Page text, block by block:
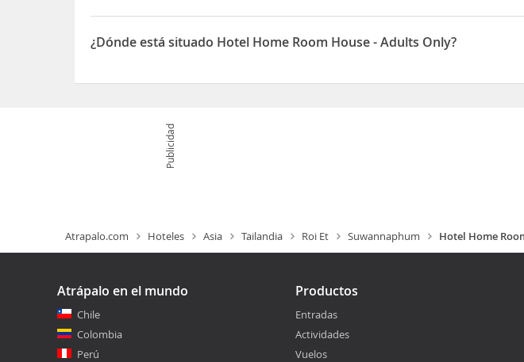
Se sirve un desayuno gratuito todos los días, de 6:30 a 12:00
¿Dónde está situado Hotel Home Room House - Adults Only?
Publicidad
Atrapalo.com Hoteles Asia Tailandia Roi Et Suwannaphum Hotel Home
Atrápalo en el mundo
Chile
Colombia
Perú
Productos
Entradas
Actividades
Vuelos